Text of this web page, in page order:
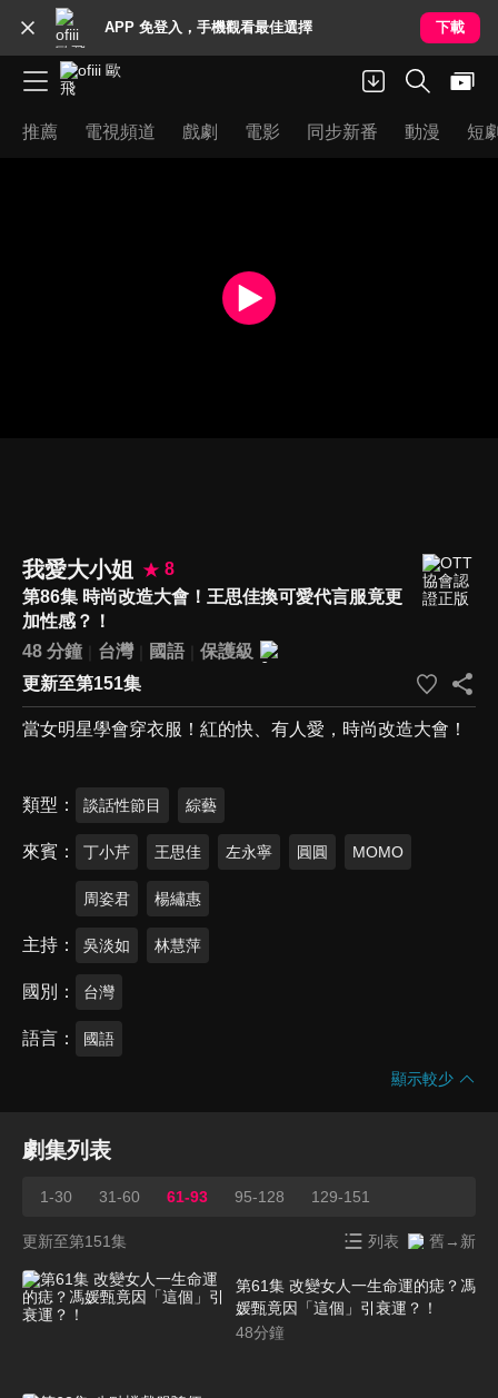
APP 免登入，手機觀看最佳選擇 下載
推薦 電視頻道 戲劇 電影 同步新番 動漫 短
我愛大小姐
8
第86集 時尚改造大會！王思佳換可愛代言服竟更
加性感？！
48 分鐘
台灣 國語
保護級
更新至第151集
當女明星學會穿衣服！紅的快、有人愛，時尚改造大會！
類型 談話性節目 綜藝
來賓 丁小芹 王思佳 左永寧 圓圓 MOMO
周姿君 楊繡惠
主持 吳淡如 林慧萍
國別 台灣
語言 國語
顯示較少
劇集列表
1-30 31-60 61-93 95-128 129-151
更新至第151集 列表 舊→新
第61集 改變女人一生命運的痣？馮
媛甄竟因「這個」引衰運？！
48分鐘